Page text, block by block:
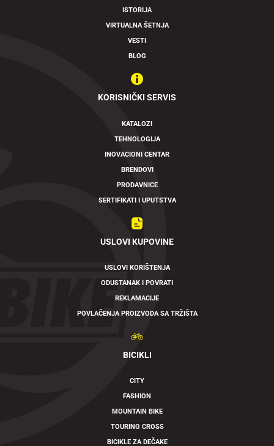
ISTORIJA
VIRTUALNA ŠETNJA
VESTI
BLOG
KORISNIČKI SERVIS
KATALOZI
TEHNOLOGIJA
INOVACIONI CENTAR
BRENDOVI
PRODAVNICE
SERTIFIKATI I UPUTSTVA
USLOVI KUPOVINE
USLOVI KORIŠTENJA
ODUSTANAK I POVRATI
REKLAMACIJE
POVLAČENJA PROIZVODA SA TRŽIŠTA
BICIKLI
CITY
FASHION
MOUNTAIN BIKE
TOURING CROSS
BICIKLE ZA DEČAKE